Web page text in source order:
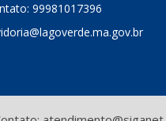
99981017396